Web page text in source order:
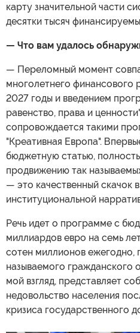
карту значительной части
десятки тысяч
— Что вам удалось
— Переломный момент
многолетнего финансового
2027 годы и введением
равенство, права и
сопровождается такими
"Креативная Европа".
бюджетную статью,
продвижению так
— это качественный скачок
институциональной
Речь идет о программе с
миллиардов евро на семь
сотен миллионов ежегодно,
называемого гражданского
мой взгляд, представляет
недовольство населения
кризиса государственного